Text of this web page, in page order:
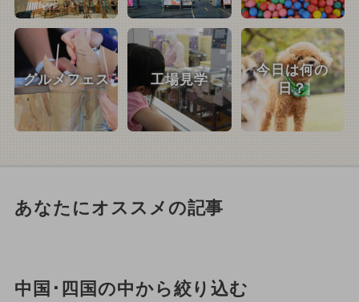
グルメフェス 工場見学
今日は何の
日？
あなたにオススメの記事
中国･四国の中から絞り込む